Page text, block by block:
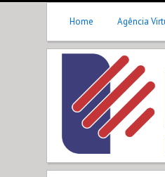
Home Agência